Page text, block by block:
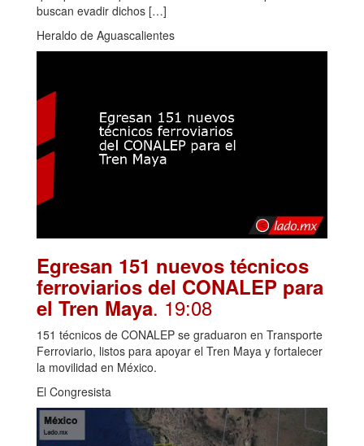
buscan evadir dichos […]
Heraldo de Aguascalientes
Egresan 151 nuevos técnicos
ferroviarios del CONALEP para
el Tren Maya. 19:08
151 técnicos de CONALEP se graduaron en Transporte
Ferroviario, listos para apoyar el Tren Maya y fortalecer
la movilidad en México.
El Congresista